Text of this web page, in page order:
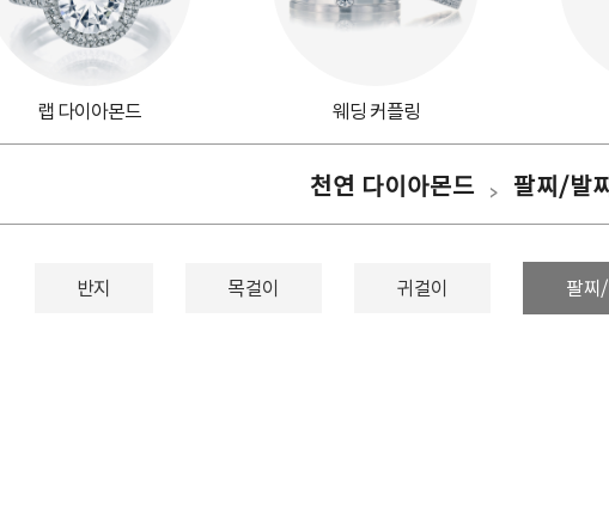
랩 다이아몬드 웨딩 커플링
천연 다이아몬드 > 팔찌/발찌
반지 목걸이 귀걸이 팔찌/